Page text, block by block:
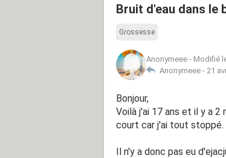
Bruit d'eau dans le
Grossesse
Anonymeee - Modifié
Anonymeee - 21
Bonjour,
Voilà j'ai 17 ans et il y a
court car j'ai tout stoppé.
Il n'y a donc pas eu